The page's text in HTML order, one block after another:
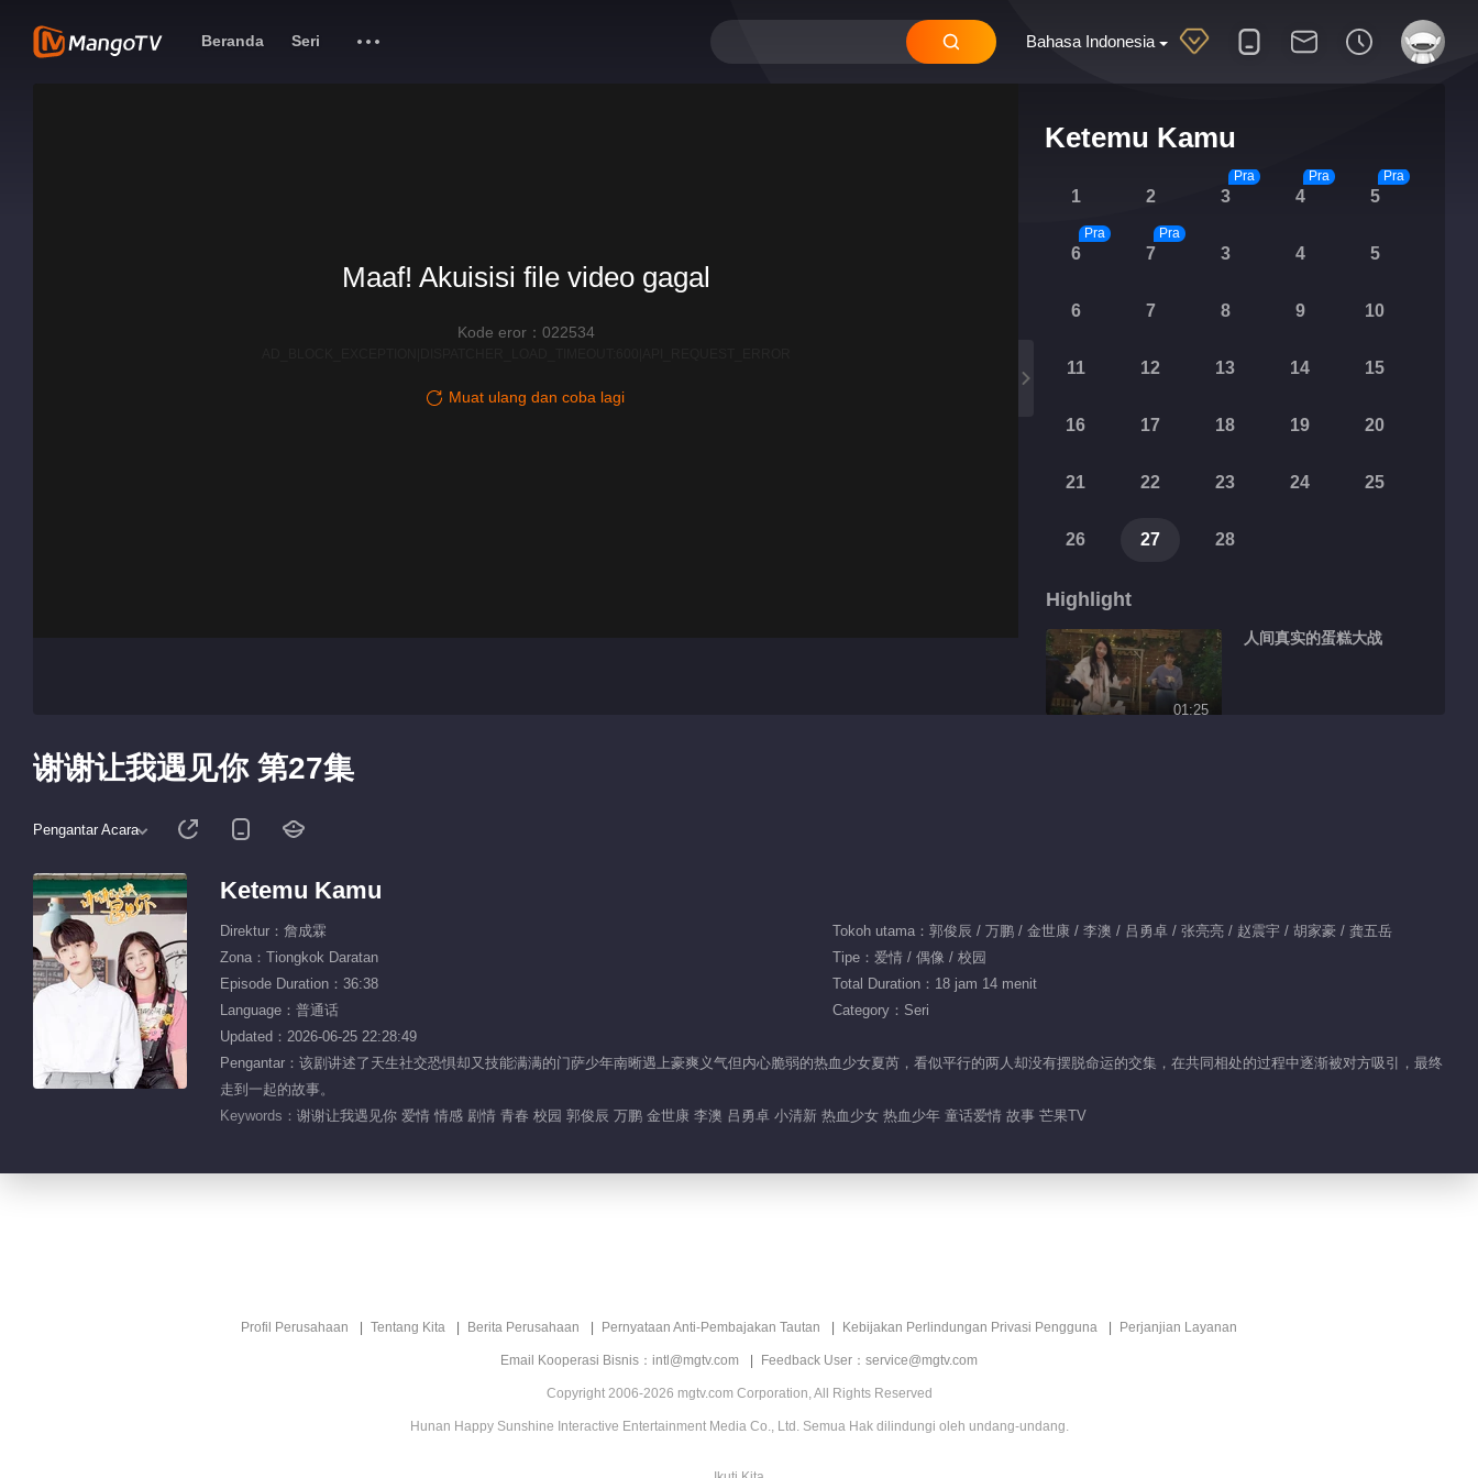
Bahasa Indonesia
Beranda Seri
Ketemu Kamu
1 2 3
Pra
4
Pra
5
Pra
6
Pra
7
Pra
3 4 5
6 7 8 9 10
11 12 13 14 15
16 17 18 19 20
21 22 23 24 25
26 27 28
Highlight
01:25
人间真实的蛋糕大战
01:00
00:25
00:12
Maaf! Akuisisi file video gagal
Kode eror：022534
Muat ulang dan coba lagi
谢谢让我遇见你 第27集
Pengantar Acara
Ketemu Kamu
Direktur：詹成霖
Tokoh utama：郭俊辰 / 万鹏 / 金世康 / 李澳 / 吕勇卓 / 张亮亮 / 赵震宇 / 胡家豪 / 龚五岳
Zona：Tiongkok Daratan
Tipe：爱情 / 偶像 / 校园
Episode Duration：36:38
Total Duration：18 jam 14 menit
Language：普通话
Category：Seri
Updated：2026-06-25 22:28:49
Pengantar：该剧讲述了天生社交恐惧却又技能满满的门萨少年南晰遇上豪爽义气但内心脆弱的热血少女夏芮，看似平行的两人却没有摆脱命运的交集，在共同相处的过程中逐渐被对方吸引，最终
走到一起的故事。
Keywords： 谢谢让我遇见你 爱情 情感 剧情 青春 校园 郭俊辰 万鹏 金世康 李澳 吕勇卓 小清新 热血少女 热血少年 童话爱情 故事 芒果TV
Profil Perusahaan Tentang Kita Berita Perusahaan Pernyataan Anti-Pembajakan Tautan Kebijakan Perlindungan Privasi Pengguna Perjanjian Layanan
Email Kooperasi Bisnis：intl@mgtv.com Feedback User：service@mgtv.com
Copyright 2006-2026 mgtv.com Corporation, All Rights Reserved
Hunan Happy Sunshine Interactive Entertainment Media Co., Ltd. Semua Hak dilindungi oleh undang-undang.